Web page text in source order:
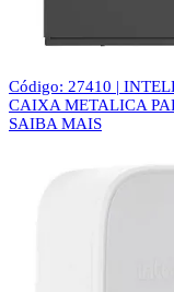
Código: 27410 |
CAIXA METALICA
SAIBA MAIS